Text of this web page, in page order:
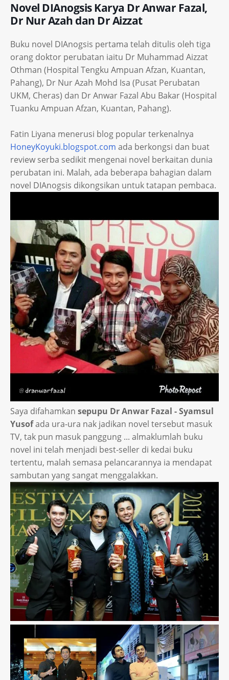
Novel DIAnogsis Karya Dr Anwar Fazal,
Dr Nur Azah dan Dr Aizzat
Buku novel DIAnogsis pertama telah ditulis oleh tiga
orang doktor perubatan iaitu Dr Muhammad Aizzat
Othman (Hospital Tengku Ampuan Afzan, Kuantan,
Pahang), Dr Nur Azah Mohd Isa (Pusat Perubatan
UKM, Cheras) dan Dr Anwar Fazal Abu Bakar (Hospital
Tuanku Ampuan Afzan, Kuantan, Pahang).
Fatin Liyana menerusi blog popular terkenalnya
HoneyKoyuki.blogspot.com ada berkongsi dan buat
review serba sedikit mengenai novel berkaitan dunia
perubatan ini. Malah, ada beberapa bahagian dalam
novel DIAnogsis dikongsikan untuk tatapan pembaca.
Saya difahamkan sepupu Dr Anwar Fazal - Syamsul
Yusofada ura-ura nak jadikan novel tersebut masuk
TV, tak pun masuk panggung ... almaklumlah buku
novel ini telah menjadi best-seller di kedai buku
tertentu, malah semasa pelancarannya ia mendapat
sambutan yang sangat menggalakkan.